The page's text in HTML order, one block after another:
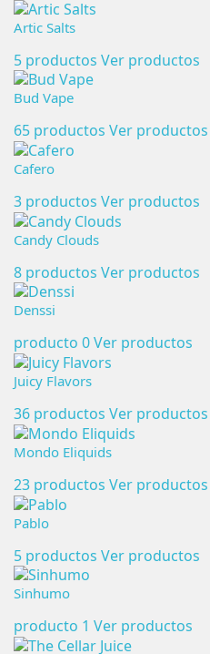
Artic Salts
5 productos Ver productos
Bud Vape
65 productos Ver productos
Cafero
3 productos Ver productos
Candy Clouds
8 productos Ver productos
Denssi
producto 0Ver productos
Juicy Flavors
36 productos Ver productos
Mondo Eliquids
23 productos Ver productos
Pablo
5 productos Ver productos
Sinhumo
producto 1 Ver productos